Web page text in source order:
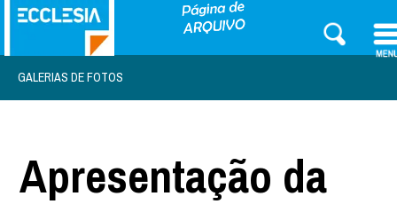
GALERIAS DE FOTOS
Apresentação da